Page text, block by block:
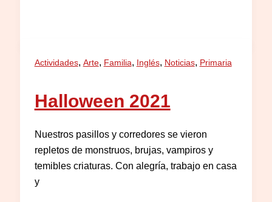
Actividades, Arte, Familia, Inglés, Noticias, Primaria
Halloween 2021
Nuestros pasillos y corredores se vieron
repletos de monstruos, brujas, vampiros y
temibles criaturas. Con alegría, trabajo en casa
y